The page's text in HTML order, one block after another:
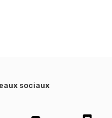
sociaux